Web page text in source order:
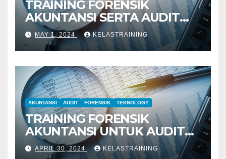
TRAINING FORENSIK
AKUNTANSI SERTA AUDIT
PENYELIDIKAN
MAY 1, 2024 KELASTRAINING
AKUNTANSI AUDIT FORENSIK TEKNOLOGY
TRAINING FORENSIK
AKUNTANSI UNTUK AUDIT
INVESTIGATIF
APRIL 30, 2024 KELASTRAINING